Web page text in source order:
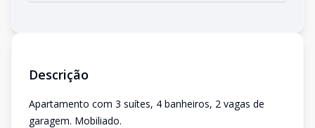
Descrição
Apartamento com 3 suítes, 4 banheiros, 2 vagas de
garagem. Mobiliado.